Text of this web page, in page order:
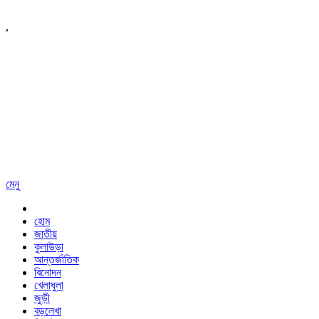
,
মেনু
হোম
জাতীয়
কুলাউড়া
আন্তর্জাতিক
বিনোদন
খেলাধুলা
জুড়ী
বড়লেখা